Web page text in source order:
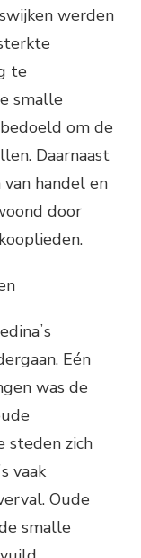
werden
te
smalle
om de
Daarnaast
handel en
door
Eén
was de
steden zich
vaak
Oude
smalle